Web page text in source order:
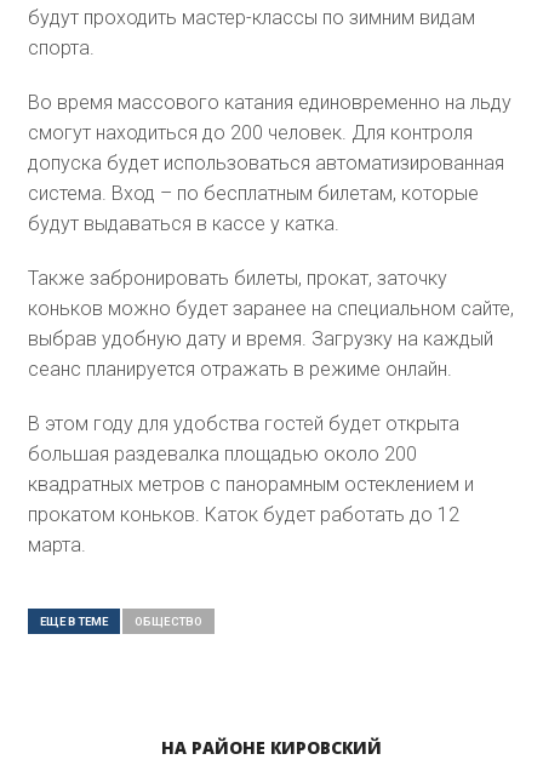
будут проходить мастер-классы по зимним видам
спорта.
Во время массового катания единовременно на льду
смогут находиться до 200 человек. Для контроля
допуска будет использоваться автоматизированная
система. Вход – по бесплатным билетам, которые
будут выдаваться в кассе у катка.
Также забронировать билеты, прокат, заточку
коньков можно будет заранее на специальном сайте,
выбрав удобную дату и время. Загрузку на каждый
сеанс планируется отражать в режиме онлайн.
В этом году для удобства гостей будет открыта
большая раздевалка площадью около 200
квадратных метров с панорамным остеклением и
прокатом коньков. Каток будет работать до 12
марта.
ЕЩЕ В ТЕМЕ ОБЩЕСТВO
НА РАЙОНЕ КИРОВСКИЙ